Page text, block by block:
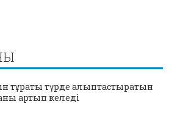
тұрақты түрде қалыптастыратын
артып келеді